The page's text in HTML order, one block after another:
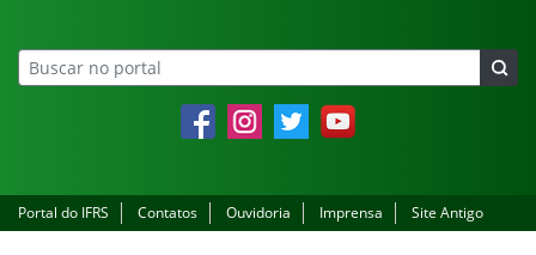
FacebookInstagramTwitter YouTube
Portal do IFRS Contatos Ouvidoria Imprensa Site Antigo